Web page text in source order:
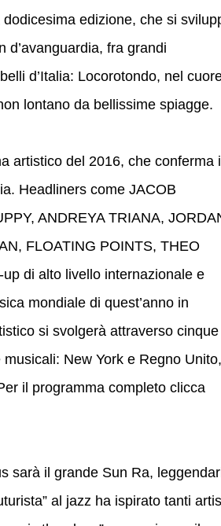
edizione, che si
d’avanguardia, fra grandi
d’Italia: Locorotondo, nel
lontano da bellissime spiagge.
artistico del 2016, che conferma il
Headliners come JACOB
ANDREYA TRIANA,
FLOATING POINTS, THEO
di alto livello internazionale e
mondiale di quest’anno in
si svolgerà attraverso cinque
New York e Regno Unito,
il programma completo clicca
sarà il grande Sun Ra,
al jazz ha ispirato tanti